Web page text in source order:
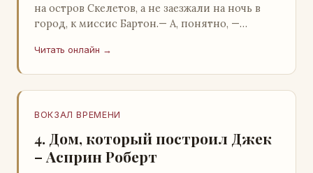
на остров Скелетов, а не заезжали на ночь в
город, к миссис Бартон.— А, понятно, —
«кризис»…
Читать онлайн →
ВОКЗАЛ ВРЕМЕНИ
4. Дом, который построил Джек
– Асприн Роберт